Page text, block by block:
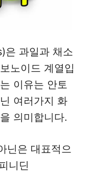
은 과일과 채소
노이드 계열입
이유는 안토
여러가지 화
의미합니다.
닌은 대표적으
니딘